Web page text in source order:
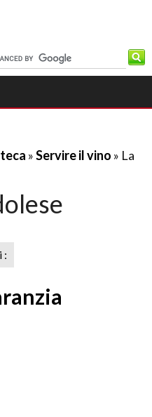
»Servire il vino » La
: